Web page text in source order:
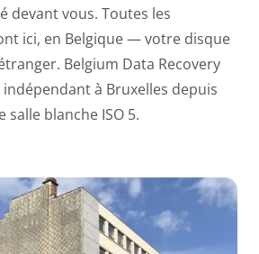
devant vous. Toutes les
ici, en Belgique — votre disque
Belgium Data Recovery
à Bruxelles depuis
salle blanche ISO 5.